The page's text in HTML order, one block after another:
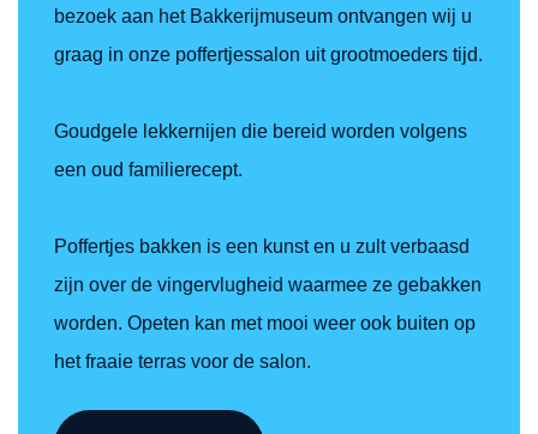
bezoek aan het Bakkerijmuseum ontvangen wij u
graag in onze poffertjessalon uit grootmoeders tijd.
Goudgele lekkernijen die bereid worden volgens
een oud familierecept.
Poffertjes bakken is een kunst en u zult verbaasd
zijn over de vingervlugheid waarmee ze gebakken
worden. Opeten kan met mooi weer ook buiten op
het fraaie terras voor de salon.